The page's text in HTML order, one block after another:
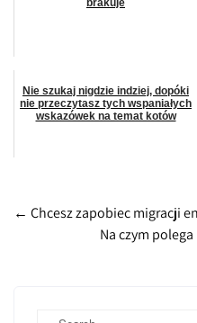
brakuje
Nie szukaj nigdzie indziej, dopóki
nie przeczytasz tych wspaniałych
wskazówek na temat kotów
Post
navigation
← Chcesz zapobiec migracji
Na czym